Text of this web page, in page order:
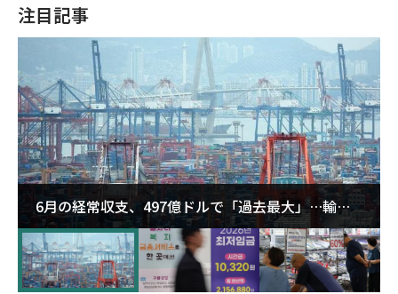
注目記事
6月の経常収支、497億ドルで「過去最大」…輸出
が初の1000億ドル突破